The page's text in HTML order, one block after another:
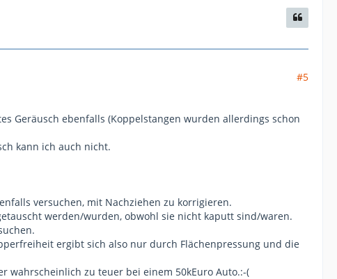
#5
Geräusch ebenfalls (Koppelstangen wurden allerdings schon
kann ich auch nicht.
versuchen, mit Nachziehen zu korrigieren.
werden/wurden, obwohl sie nicht kaputt sind/waren.
ergibt sich also nur durch Flächenpressung und die
wahrscheinlich zu teuer bei einem 50kEuro Auto.:-(